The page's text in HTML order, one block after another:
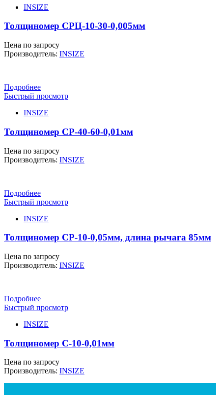
INSIZE
Толщиномер СРЦ-10-30-0,005мм
Цена по запросу
Производитель: INSIZE
Подробнее
Быстрый просмотр
INSIZE
Толщиномер СР-40-60-0,01мм
Цена по запросу
Производитель: INSIZE
Подробнее
Быстрый просмотр
INSIZE
Толщиномер СР-10-0,05мм, длина рычага 85мм
Цена по запросу
Производитель: INSIZE
Подробнее
Быстрый просмотр
INSIZE
Толщиномер С-10-0,01мм
Цена по запросу
Производитель: INSIZE